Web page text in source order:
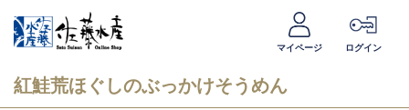
マイページ ログイン
紅鮭荒ほぐしのぶっかけそうめん